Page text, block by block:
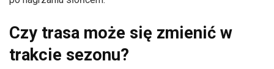
Czy trasa może się zmienić w
trakcie sezonu?